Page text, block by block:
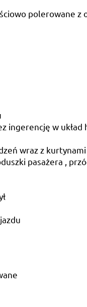
polerowane
ingerencję w układ
wraz z
pasażera ,